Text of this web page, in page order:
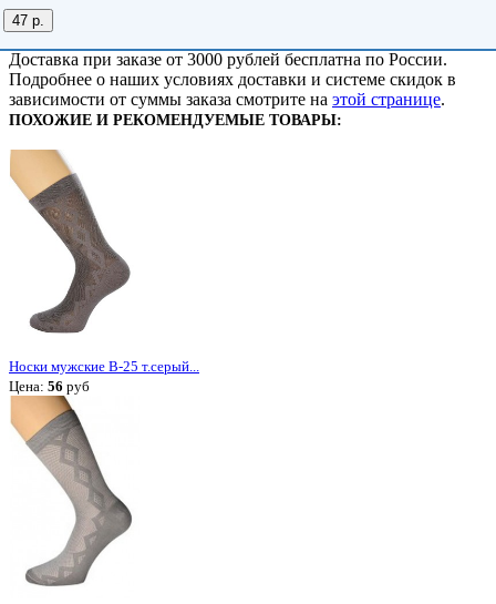
47 р.
Доставка при заказе от 3000 рублей бесплатна по России.
Подробнее о наших условиях доставки и системе скидок в
зависимости от суммы заказа смотрите на этой странице.
ПОХОЖИЕ И РЕКОМЕНДУЕМЫЕ ТОВАРЫ:
Носки мужские В-25 т.серый...
Цена: 56 руб